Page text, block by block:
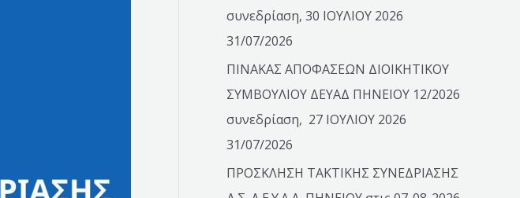
συνεδρίαση, 30 ΙΟΥΛΙΟΥ 2026
31/07/2026
ΠΙΝΑΚΑΣ ΑΠΟΦΑΣΕΩΝ ΔΙΟΙΚΗΤΙΚΟΥ
ΣΥΜΒΟΥΛΙΟΥ ΔΕΥΑΔ ΠΗΝΕΙΟΥ 12/2026
συνεδρίαση, 27 ΙΟΥΛΙΟΥ 2026
31/07/2026
ΠΡΟΣΚΛΗΣΗ ΤΑΚΤΙΚΗΣ ΣΥΝΕΔΡΙΑΣΗΣ